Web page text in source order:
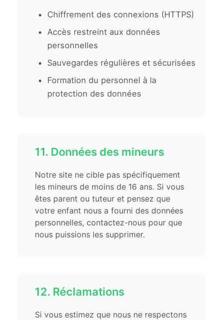
Chiffrement des connexions (HTTPS)
Accès restreint aux données
personnelles
Sauvegardes régulières et sécurisées
Formation du personnel à la
protection des données
11. Données des mineurs
Notre site ne cible pas spécifiquement
les mineurs de moins de 16 ans. Si vous
êtes parent ou tuteur et pensez que
votre enfant nous a fourni des données
personnelles, contactez-nous pour que
nous puissions les supprimer.
12. Réclamations
Si vous estimez que nous ne respectons